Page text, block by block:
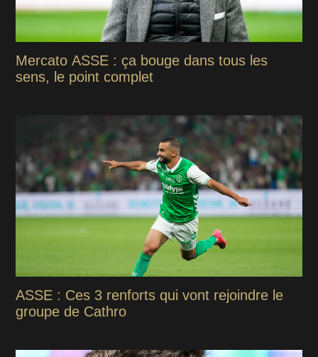
Mercato ASSE : ça bouge dans tous les
sens, le point complet
ASSE : Ces 3 renforts qui vont rejoindre le
groupe de Cathro